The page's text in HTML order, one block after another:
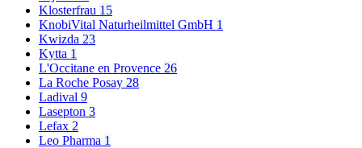
Klosterfrau 15
KnobiVital Naturheilmittel GmbH 1
Kwizda 23
Kytta 1
L'Occitane en Provence 26
La Roche Posay 28
Ladival 9
Lasepton 3
Lefax 2
Leo Pharma 1